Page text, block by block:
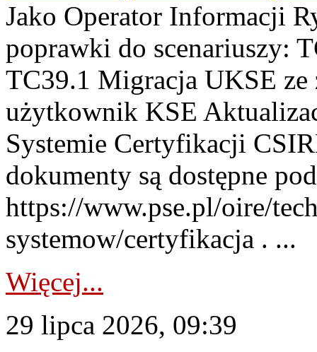
Jako Operator Informacji
poprawki do scenariuszy:
TC39.1 Migracja UKSE
użytkownik KSE
Systemie Certyfikacji
dokumenty są dostępne
https://www.pse.pl/oire/
systemow/certyfikacja . ...
Więcej...
29 lipca 2026, 09:39